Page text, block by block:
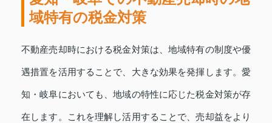
域特有の税金対策
不動産売却時における税金対策は、地域特有の制度や優
遇措置を活用することで、大きな効果を発揮します。愛
知・岐阜においても、地域の特性に応じた税金対策が存
在します。これを理解し活用することで、売却益をより